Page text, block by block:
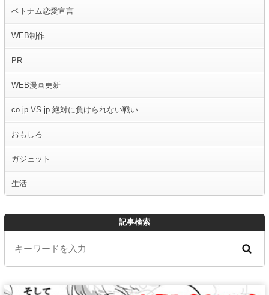
ベトナム恋愛宣言
WEB制作
PR
WEB漫画更新
co.jp VS jp 絶対に負けられない戦い
おもしろ
ガジェット
生活
記事検索